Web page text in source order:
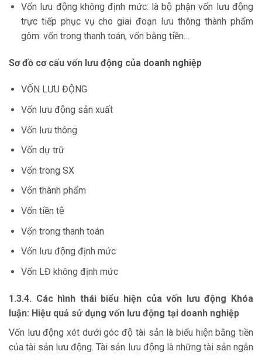
Vốn lưu động không định mức: là bộ phận vốn lưu động
trực tiếp phục vụ cho giai đoạn lưu thông thành phẩm
gôm: vốn trong thanh toán, vốn bằng tiền…
Sơ đồ cơ cấu vốn lưu động của doanh nghiệp
VỐN LƯU ĐỘNG
Vốn lưu động sản xuất
Vốn lưu thông
Vốn dự trữ
Vốn trong SX
Vốn thành phẩm
Vốn tiền tệ
Vốn trong thanh toán
Vốn lưu động định mức
Vốn LĐ không định mức
1.3.4. Các hình thái biểu hiện của vốn lưu động Khóa
luận: Hiệu quả sử dụng vốn lưu động tại doanh nghiệp
Vốn lưu động xét dưới góc độ tài sản là biểu hiện bằng tiền
của tài sản lưu động. Tài sản lưu động là những tài sản ngắn